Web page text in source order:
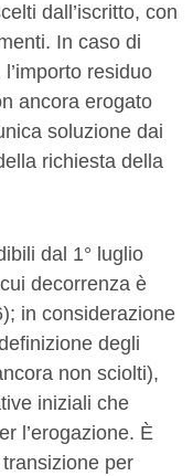
dall’iscritto, con
In caso di
residuo
ancora erogato
soluzione dai
richiesta della
dal 1° luglio
decorrenza è
in considerazione
degli
non sciolti),
iniziali che
l’erogazione. È
per